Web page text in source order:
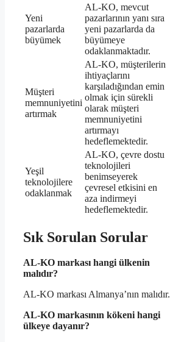
Yeni
pazarlarda
büyümek
AL-KO, mevcut
pazarlarının yanı sıra
yeni pazarlarda da
büyümeye
odaklanmaktadır.
Müşteri
memnuniyetini
artırmak
AL-KO, müşterilerin
ihtiyaçlarını
karşıladığından emin
olmak için sürekli
olarak müşteri
memnuniyetini
artırmayı
hedeflemektedir.
Yeşil
teknolojilere
odaklanmak
AL-KO, çevre dostu
teknolojileri
benimseyerek
çevresel etkisini en
aza indirmeyi
hedeflemektedir.
Sık Sorulan Sorular
AL-KO markası hangi ülkenin
malıdır?
AL-KO markası Almanya’nın malıdır.
AL-KO markasının kökeni hangi
ülkeye dayanır?